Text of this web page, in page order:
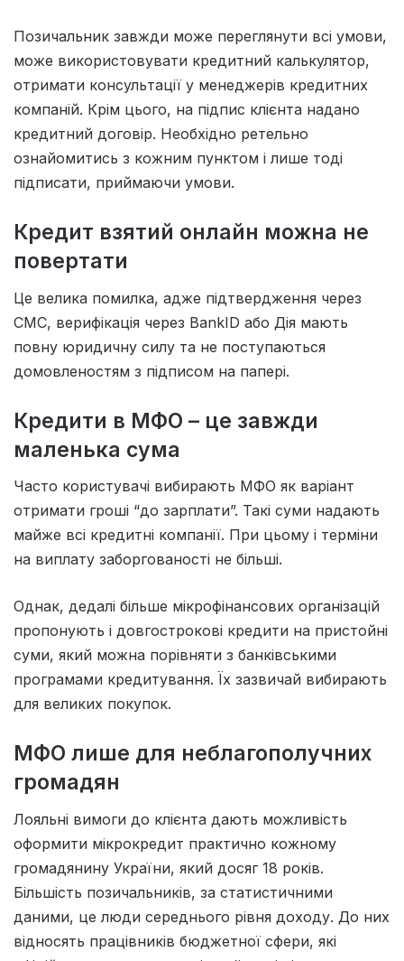
Позичальник завжди може переглянути всі умови,
може використовувати кредитний калькулятор,
отримати консультації у менеджерів кредитних
компаній. Крім цього, на підпис клієнта надано
кредитний договір. Необхідно ретельно
ознайомитись з кожним пунктом і лише тоді
підписати, приймаючи умови.
Кредит взятий онлайн можна не
повертати
Це велика помилка, адже підтвердження через
СМС, верифікація через BankID або Дія мають
повну юридичну силу та не поступаються
домовленостям з підписом на папері.
Кредити в МФО – це завжди
маленька сума
Часто користувачі вибирають МФО як варіант
отримати гроші “до зарплати”. Такі суми надають
майже всі кредитні компанії. При цьому і терміни
на виплату заборгованості не більші.
Однак, дедалі більше мікрофінансових організацій
пропонують і довгострокові кредити на пристойні
суми, який можна порівняти з банківськими
програмами кредитування. Їх зазвичай вибирають
для великих покупок.
МФО лише для неблагополучних
громадян
Лояльні вимоги до клієнта дають можливість
оформити мікрокредит практично кожному
громадянину України, який досяг 18 років.
Більшість позичальників, за статистичними
даними, це люди середнього рівня доходу. До них
відносять працівників бюджетної сфери, які